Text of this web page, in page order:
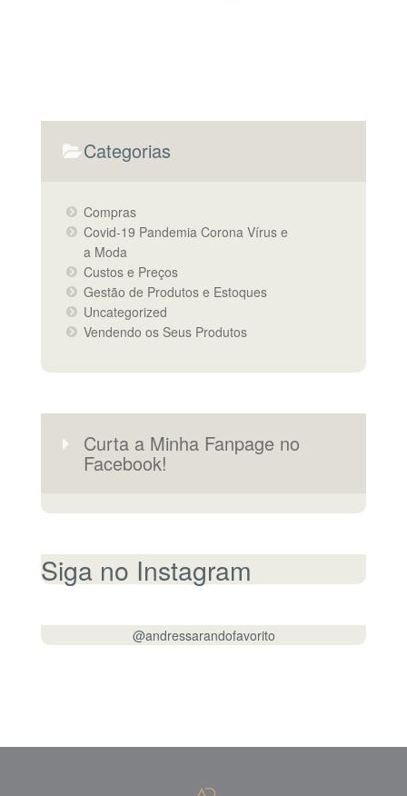
Categorias
Compras
Covid-19 Pandemia Corona Vírus e
a Moda
Custos e Preços
Gestão de Produtos e Estoques
Uncategorized
Vendendo os Seus Produtos
Curta a Minha Fanpage no
Facebook!
Siga no Instagram
@andressarandofavorito